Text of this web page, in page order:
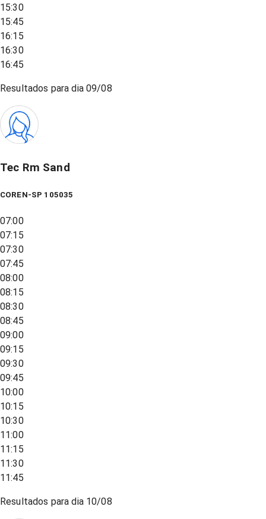
15:30
15:45
16:15
16:30
16:45
Resultados para dia09/08
Tec Rm Sand
COREN-SP 105035
07:00
07:15
07:30
07:45
08:00
08:15
08:30
08:45
09:00
09:15
09:30
09:45
10:00
10:15
10:30
11:00
11:15
11:30
11:45
Resultados para dia 10/08